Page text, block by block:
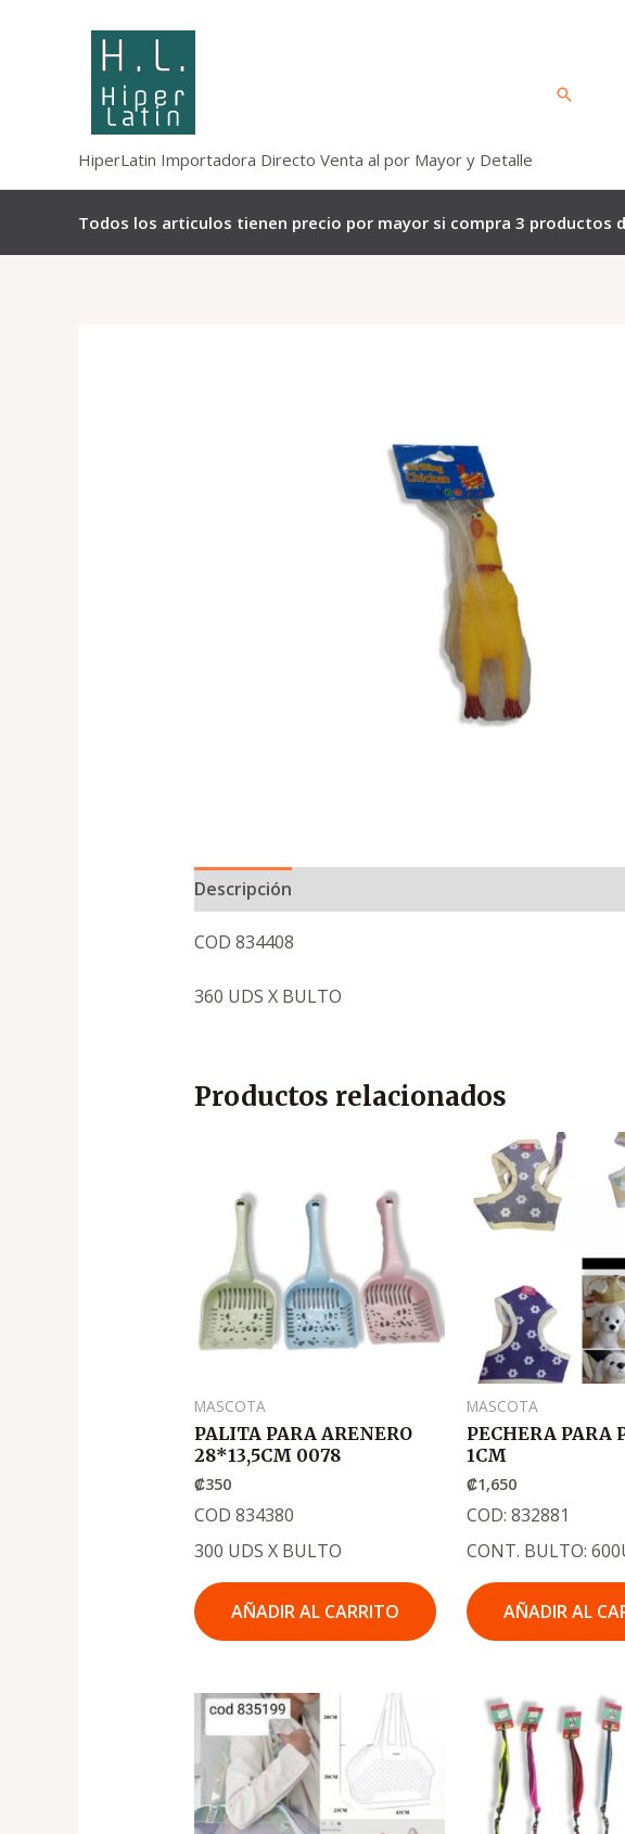
HiperLatin Importadora Directo Venta al por Mayor y Detalle
Buscar
Todos los articulos tienen precio por mayor si compra 3 productos
Descripción
COD 834408
360 UDS X BULTO
Productos relacionados
MASCOTA
PALITA PARA ARENERO
28*13,5CM 0078
₡350
COD 834380
300 UDS X BULTO
AÑADIR AL CARRITO
MASCOTA
PECHERA PARA
1CM
₡1,650
COD: 832881
CONT. BULTO:
AÑADIR AL